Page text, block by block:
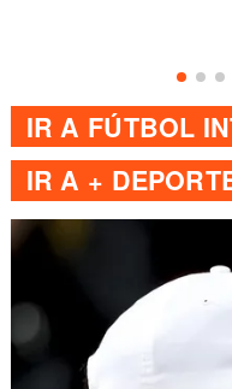
IR A FÚTBOL
IR A +